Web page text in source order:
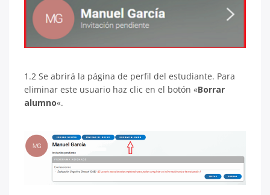
1.2 Se abrirá la página de perfil del estudiante. Para
eliminar este usuario haz clic en el botón «Borrar
alumno«.